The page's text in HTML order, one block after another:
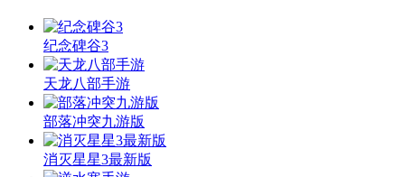
纪念碑谷3
天龙八部手游
部落冲突九游版
消灭星星3最新版